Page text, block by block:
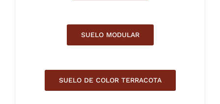
SUELO MODULAR
SUELO DE COLOR TERRACOTA